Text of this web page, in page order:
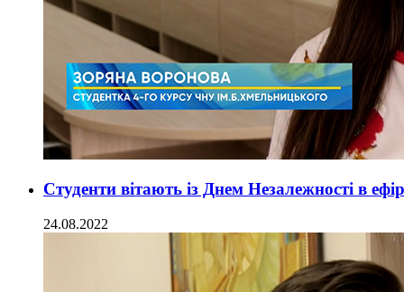
Студенти вітають із Днем Незалежності в
24.08.2022